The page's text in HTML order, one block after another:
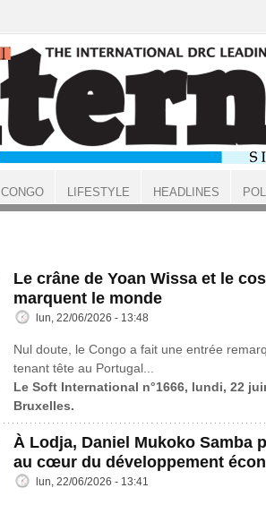
Le crâne de Yoan Wissa et le
marquent le monde
lun, 22/06/2026 - 13:48
Nul doute, le Congo a fait une entrée
tenant tête au Portugal...
Le Soft International n°1666, lundi, 22
Bruxelles.
À Lodja, Daniel Mukoko Samba
au cœur du développement
lun, 22/06/2026 - 13:41
CONGO LIFESTYLE HEADLINES